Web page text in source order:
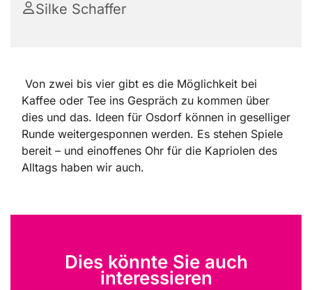
Silke Schaffer
Von zwei bis vier gibt es die Möglichkeit bei
Kaffee oder Tee ins Gespräch zu kommen über
dies und das. Ideen für Osdorf können in geselliger
Runde weitergesponnen werden. Es stehen Spiele
bereit – und einoffenes Ohr für die Kapriolen des
Alltags haben wir auch.
Dies könnte Sie auch
interessieren